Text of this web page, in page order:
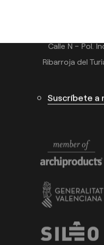
Calle N – Pol.
Ribarroja del
Suscríbete a